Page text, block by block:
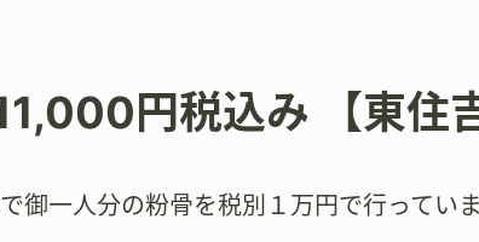
円税込み 【東住
御一人分の粉骨を税別１万円で行っていま